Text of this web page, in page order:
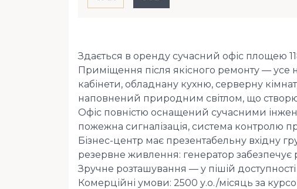
Здається в оренду сучасний офіс площею
Приміщення після якісного ремонту — усе
кабінети, обладнану кухню, серверну
наповнений природним світлом, що
Офіс повністю оснащений сучасними
пожежна сигналізація, система контролю
Бізнес-центр має презентабельну вхідну
резервне живлення: генератор забезпечує
Зручне розташування — у пішій доступності
Комерційні умови: 2500 у.о./місяць за